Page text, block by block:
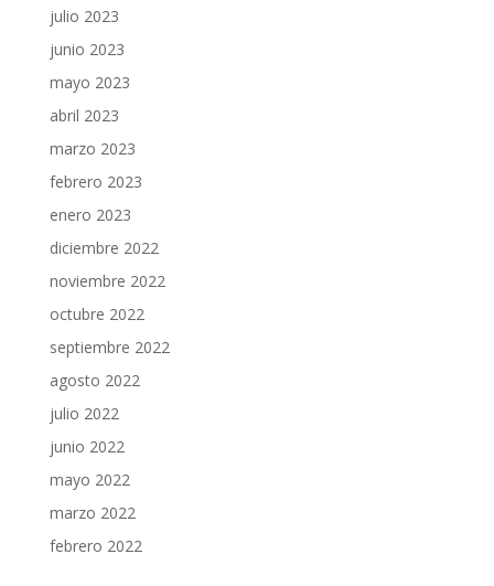
julio 2023
junio 2023
mayo 2023
abril 2023
marzo 2023
febrero 2023
enero 2023
diciembre 2022
noviembre 2022
octubre 2022
septiembre 2022
agosto 2022
julio 2022
junio 2022
mayo 2022
marzo 2022
febrero 2022